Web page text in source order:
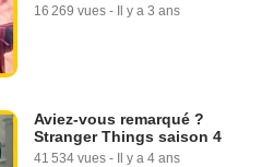
16 269 vues - Il y a 3 ans
Aviez-vous remarqué ?
Stranger Things saison 4
41 534 vues - Il y a 4 ans